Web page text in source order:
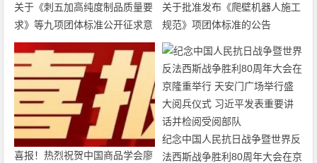
关于《刺五加高纯度制品质量要
求》等九项团体标准公开征求意
见的通知
关于批准发布《爬壁机器人施工
规范》项团体标准的公告
喜报！热烈祝贺中国商品学会廖
纪念中国人民抗日战争暨世界反
法西斯战争胜利80周年大会在京